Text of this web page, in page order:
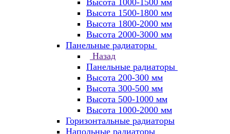
Высота 1000-1500 мм
Высота 1500-1800 мм
Высота 1800-2000 мм
Высота 2000-3000 мм
Панельные радиаторы
Назад
Панельные радиаторы
Высота 200-300 мм
Высота 300-500 мм
Высота 500-1000 мм
Высота 1000-2000 мм
Горизонтальные радиаторы
Напольные радиаторы